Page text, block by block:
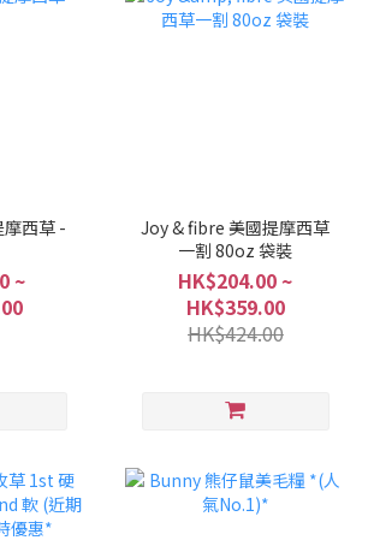
西草 -
~
Joy & fibre 美國提摩西草
一割 80oz 袋裝
HK$204.00 ~
HK$359.00
HK$424.00